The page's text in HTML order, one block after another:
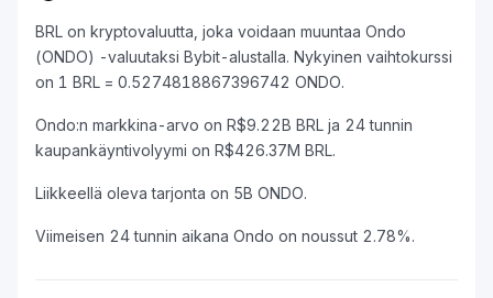
BRL on kryptovaluutta, joka voidaan muuntaa Ondo
(ONDO) -valuutaksi Bybit-alustalla. Nykyinen vaihtokurssi
on 1 BRL = 0.5274818867396742 ONDO.
Ondo:n markkina-arvo on R$9.22B BRL ja 24 tunnin
kaupankäyntivolyymi on R$426.37M BRL.
Liikkeellä oleva tarjonta on 5B ONDO.
Viimeisen 24 tunnin aikana Ondo on noussut 2.78%.